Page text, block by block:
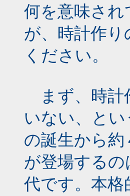
何を意味さ
が、時計作
ください。
まず、時計
いない、と
の誕生から約
が登場する
代です。本